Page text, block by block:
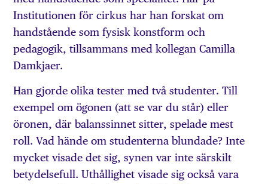
Institutionen för cirkus har han forskat om
handstående som fysisk konstform och
pedagogik, tillsammans med kollegan Camilla
Damkjaer.
Han gjorde olika tester med två studenter. Till
exempel om ögonen (att se var du står) eller
öronen, där balanssinnet sitter, spelade mest
roll. Vad hände om studenterna blundade? Inte
mycket visade det sig, synen var inte särskilt
betydelsefull. Uthållighet visade sig också vara